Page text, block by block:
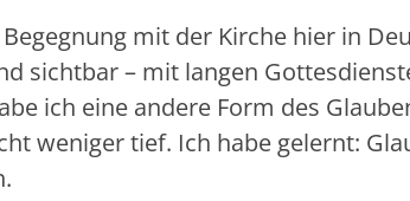
mit der Kirche hier in
sichtbar – mit langen
ich eine andere Form des
weniger tief. Ich habe gelernt: